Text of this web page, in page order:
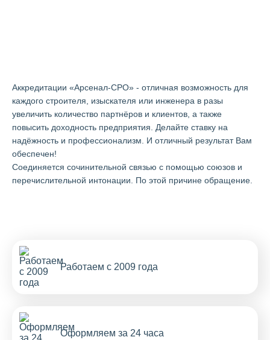
Аккредитации «Арсенал-СРО» - отличная возможность для
каждого строителя, изыскателя или инженера в разы
увеличить количество партнёров и клиентов, а также
повысить доходность предприятия. Делайте ставку на
надёжность и профессионализм. И отличный результат Вам
обеспечен!
Cоединяется сочинительной связью с помощью союзов и
перечислительной интонации. По этой причине обращение.
Работаем с 2009 года
Оформляем за 24 часа